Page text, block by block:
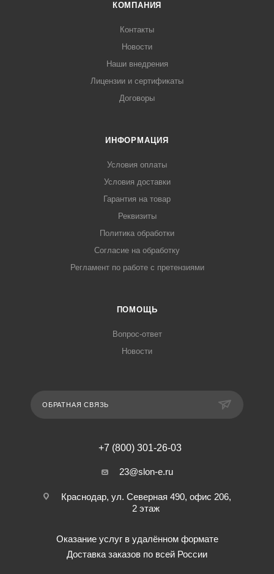
КОМПАНИЯ
Контакты
Новости
Наши внедрения
Лицензии и сертификаты
Договоры
ИНФОРМАЦИЯ
Условия оплаты
Условия доставки
Гарантия на товар
Реквизиты
Политика обработки
Согласие на обработку
Регламент по работе с претензиями
ПОМОЩЬ
Вопрос-ответ
Новости
ОБРАТНАЯ СВЯЗЬ
+7 (800) 301-26-03
23@slon-e.ru
Краснодар, ул. Северная 490, офис 206,
2 этаж
Оказание услуг в удалённом формате
Доставка заказов по всей России